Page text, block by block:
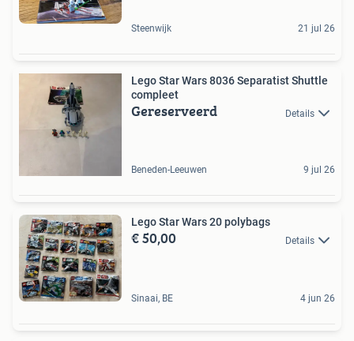
Steenwijk 21 jul 26
Lego Star Wars 8036 Separatist Shuttle
compleet
Gereserveerd Details
Beneden-Leeuwen 9 jul 26
Lego Star Wars 20 polybags
€ 50,00 Details
Sinaai, BE 4 jun 26